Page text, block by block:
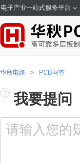
电子产业一站式服务平台
华秋电路 > PCB问答
我要提问